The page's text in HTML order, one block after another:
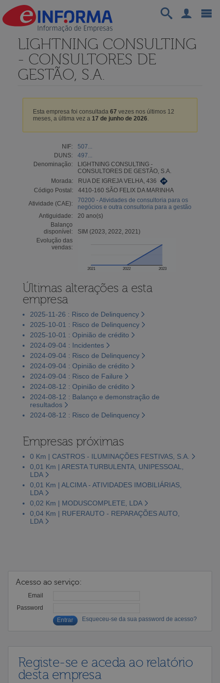
LIGHTNING CONSULTING
- CONSULTORES DE
GESTÃO, S.A.
Esta empresa foi consultada 67 vezes nos últimos 12
meses, a última vez a 17 de junho de 2026.
NIF:
507...
DUNS:
497...
Denominação:
LIGHTNING CONSULTING -
CONSULTORES DE GESTÃO, S.A.
Morada:
RUA DE IGREJA VELHA, 436
Código Postal:
4410-160 SÃO FELIX DA MARINHA
Atividade (CAE):
70200 - Atividades de consultoria para os
negócios e outra consultoria para a gestão
Antiguidade:
20 ano(s)
Balanço
disponível:
SIM (2023, 2022, 2021)
Evolução das
vendas:
2021 2022 2023
Últimas alterações a esta
empresa
2025-11-26 : Risco de Delinquency
2025-10-01 : Risco de Delinquency
2025-10-01 : Opinião de crédito
2024-09-04 : Incidentes
2024-09-04 : Risco de Delinquency
2024-09-04 : Opinião de crédito
2024-09-04 : Risco de Failure
2024-08-12 : Opinião de crédito
2024-08-12 : Balanço e demonstração de
resultados
2024-08-12 : Risco de Delinquency
Empresas próximas
0 Km | CASTROS - ILUMINAÇÕES FESTIVAS, S.A.
0,01 Km | ARESTA TURBULENTA, UNIPESSOAL,
LDA
0,01 Km | ALCIMA - ATIVIDADES IMOBILIÁRIAS,
LDA
0,02 Km | MODUSCOMPLETE, LDA
0,04 Km | RUFERAUTO - REPARAÇÕES AUTO,
LDA
Acesso ao serviço:
Email
Password
Esqueceu-se da sua password de acesso?
Registe-se e aceda ao relatório
desta empresa